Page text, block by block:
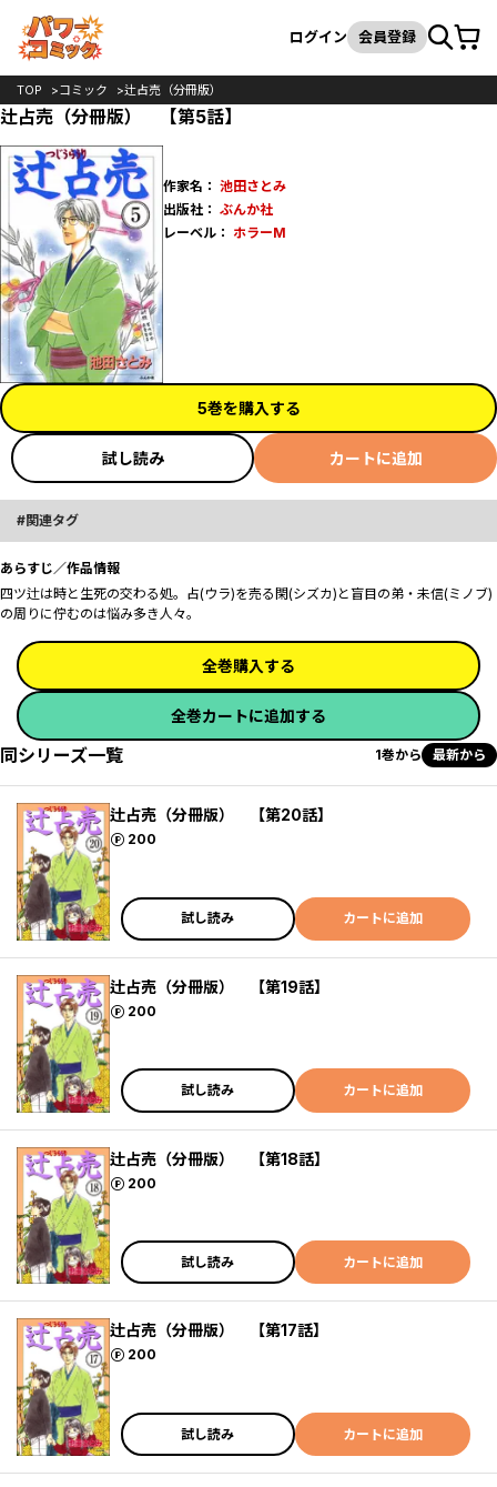
検索
ログイン 会員登録カート
TOP コミック 辻占売（分冊版）
辻占売（分冊版） 【第5話】
作家名： 池田さとみ
出版社： ぶんか社
レーベル： ホラーM
5巻を購入する
試し読み カートに追加
関連タグ
あらすじ／作品情報
四ツ辻は時と生死の交わる処。占(ウラ)を売る閑(シズカ)と盲目の弟・未信(ミノブ)
の周りに佇むのは―――悩み多き人々。
全巻購入する
全巻カートに追加する
同シリーズ一覧 1巻から 最新から
辻占売（分冊版） 【第20話】
200
ポイント
試し読み カートに追加
辻占売（分冊版） 【第19話】
200
ポイント
試し読み カートに追加
辻占売（分冊版） 【第18話】
200
ポイント
試し読み カートに追加
辻占売（分冊版） 【第17話】
200
ポイント
試し読み カートに追加